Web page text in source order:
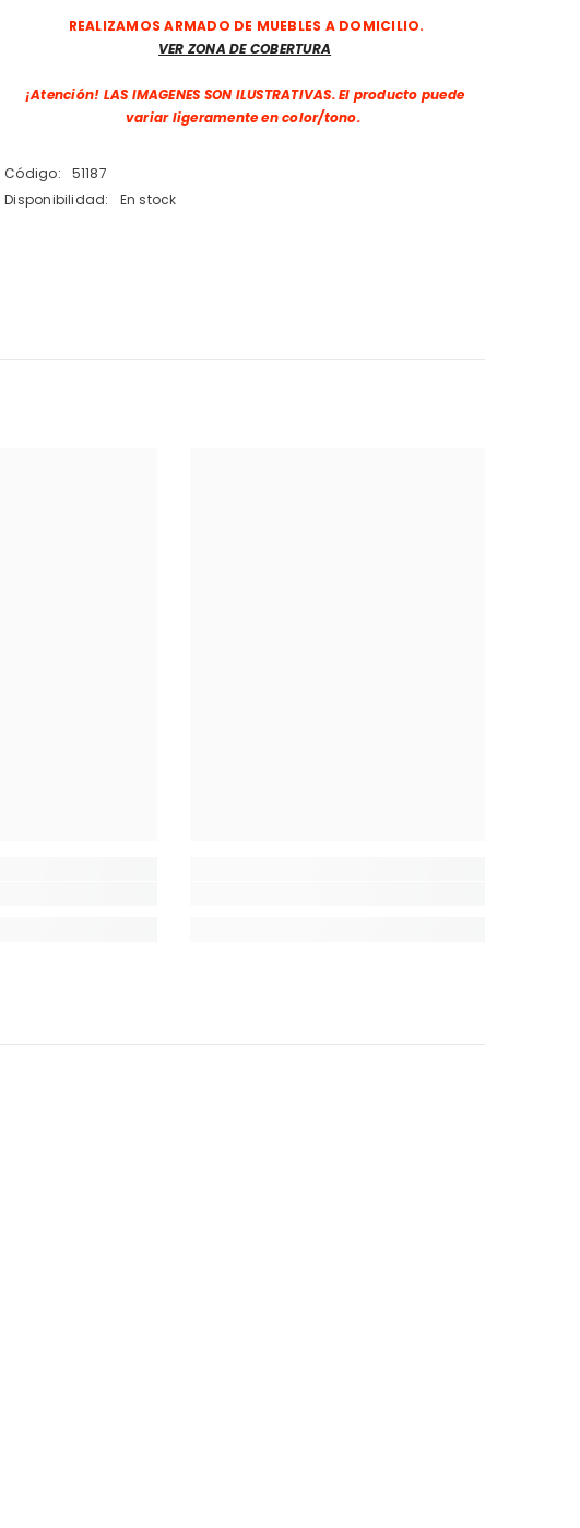
REALIZAMOS ARMADO DE MUEBLES A DOMICILIO.
VER ZONA DE COBERTURA
¡Atención! LAS IMAGENES SON ILUSTRATIVAS.El producto puede
variar ligeramente en color/tono.
Código:
51187
Disponibilidad:
En stock